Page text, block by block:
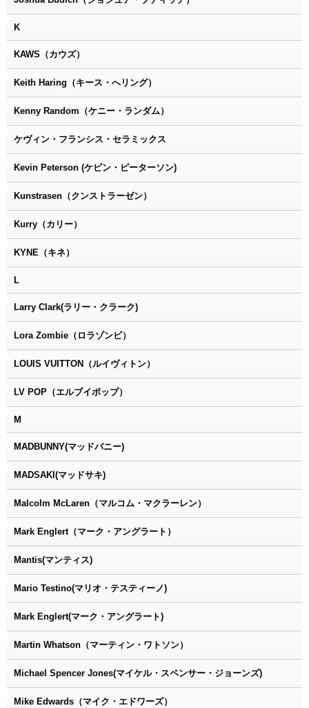
K
KAWS（カウズ）
Keith Haring（キース・へリング）
Kenny Random（ケニー・ランダム）
ケヴィン・フランシス・セラミックス
Kevin Peterson (ケビン・ピーターソン)
Kunstrasen（クンストラーゼン）
Kurry（カリー）
KYNE（キネ）
L
Larry Clark(ラリー・クラーク)
Lora Zombie（ロラゾンビ）
LOUIS VUITTON（ルイヴィトン）
LV POP（エルブイポップ）
M
MADBUNNY(マッドバニー)
MADSAKI(マッドサキ)
Malcolm McLaren（マルコム・マクラーレン）
Mark Englert（マーク・アングラート）
Mantis(マンティス)
Mario Testino(マリオ・テスティーノ)
Mark Englert(マーク・アングラート)
Martin Whatson（マーティン・ワトソン）
Michael Spencer Jones(マイケル・スペンサー・ジョーンズ)
Mike Edwards（マイク・エドワーズ）